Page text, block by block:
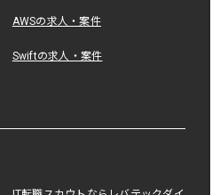
AWSの求人・案件
Swiftの求人・案件